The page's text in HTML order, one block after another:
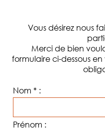
CADEAU
SERVICES
ACTUALITÉS
PRESSE
Vous désirez nous
Merci de bien
formulaire ci-dessous
Nom * :
Prénom :